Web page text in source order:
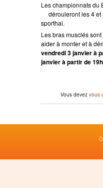
Les championnats du
dérouleront les 4
sporthal.
Les bras musclés
aider à monter et à
vendredi 3 janvier à
janvier à partir de
Vous devezvous